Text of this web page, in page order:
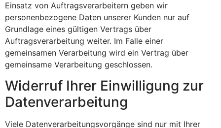
Einsatz von Auftragsverarbeitern geben wir
personenbezogene Daten unserer Kunden nur auf
Grundlage eines gültigen Vertrags über
Auftragsverarbeitung weiter. Im Falle einer
gemeinsamen Verarbeitung wird ein Vertrag über
gemeinsame Verarbeitung geschlossen.
Widerruf Ihrer Einwilligung zur
Datenverarbeitung
Viele Datenverarbeitungsvorgänge sind nur mit Ihrer